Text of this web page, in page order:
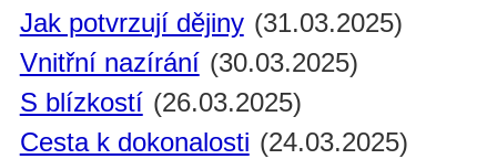
Jak potvrzují dějiny (31.03.2025)
Vnitřní nazírání (30.03.2025)
S blízkostí (26.03.2025)
Cesta k dokonalosti (24.03.2025)